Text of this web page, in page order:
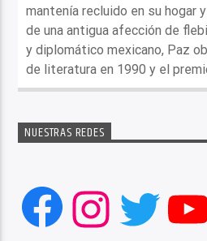
mantenía recluido en su hogar
de una antigua afección de
y diplomático mexicano, Paz
de literatura en 1990 y el
NUESTRAS REDES
Facebook